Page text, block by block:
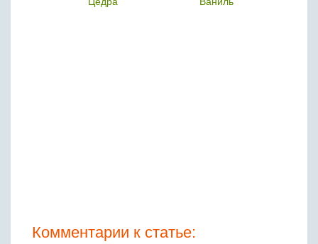
Комментарии к статье: